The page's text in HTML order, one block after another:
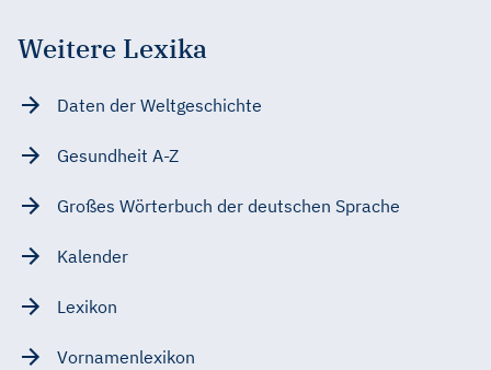
Weitere Lexika
Daten der Weltgeschichte
Gesundheit A-Z
Großes Wörterbuch der deutschen Sprache
Kalender
Lexikon
Vornamenlexikon